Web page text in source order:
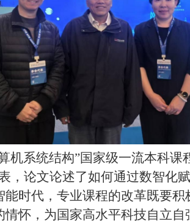
机系统结构”国家级一流本科
，论文论述了如何通过数智化
时代，专业课程的改革既要
怀，为国家高水平科技自立自